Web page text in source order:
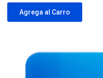
Agrega al Carro